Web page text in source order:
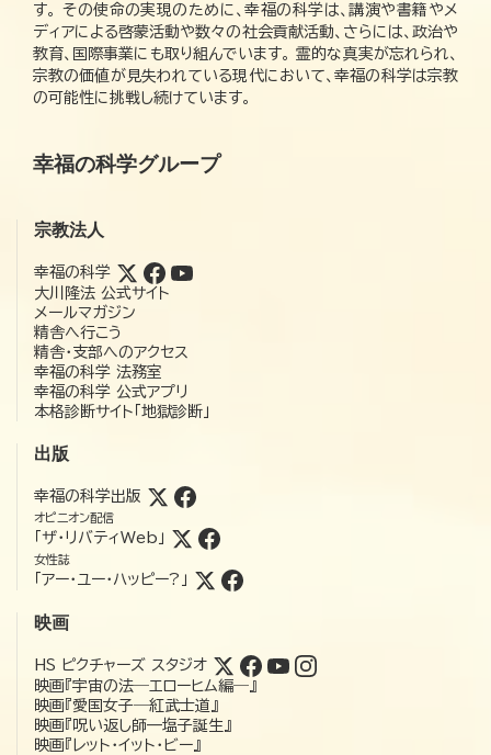
す。 その使命の実現のために、幸福の科学は、講演や書籍やメ
ディアによる啓蒙活動や数々の社会貢献活動、さらには、政治や
教育、国際事業にも取り組んでいます。 霊的な真実が忘れられ、
宗教の価値が見失われている現代において、幸福の科学は宗教
の可能性に挑戦し続けています。
幸福の科学グループ
宗教法人
幸福の科学
大川隆法 公式サイト
メールマガジン
精舎へ行こう
精舎・支部へのアクセス
幸福の科学 法務室
幸福の科学 公式アプリ
本格診断サイト「地獄診断」
出版
幸福の科学出版
オピニオン配信
「ザ・リバティWeb」
女性誌
「アー・ユー・ハッピー?」
映画
HS ピクチャーズ スタジオ
映画『宇宙の法―エローヒム編―』
映画『愛国女子―紅武士道』
映画『呪い返し師—塩子誕生』
映画『レット・イット・ビー』